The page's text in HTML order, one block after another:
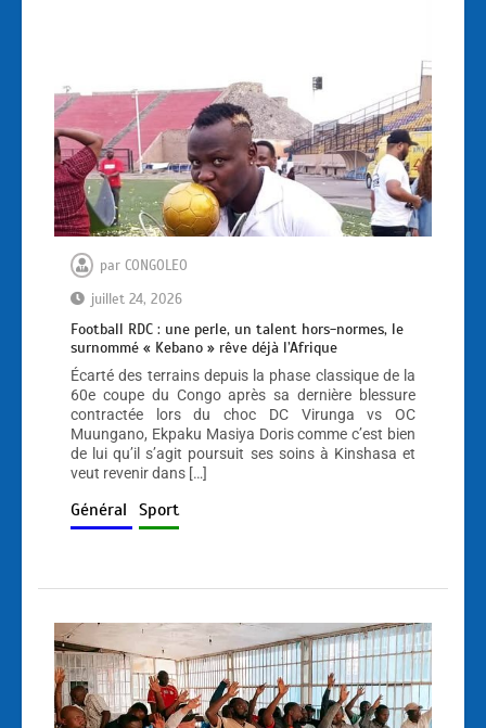
par CONGOLEO
juillet 24, 2026
Football RDC : une perle, un talent hors-normes, le
surnommé « Kebano » rêve déjà l’Afrique
Écarté des terrains depuis la phase classique de la
60e coupe du Congo après sa dernière blessure
contractée lors du choc DC Virunga vs OC
Muungano, Ekpaku Masiya Doris comme c’est bien
de lui qu’il s’agit poursuit ses soins à Kinshasa et
veut revenir dans […]
Général Sport